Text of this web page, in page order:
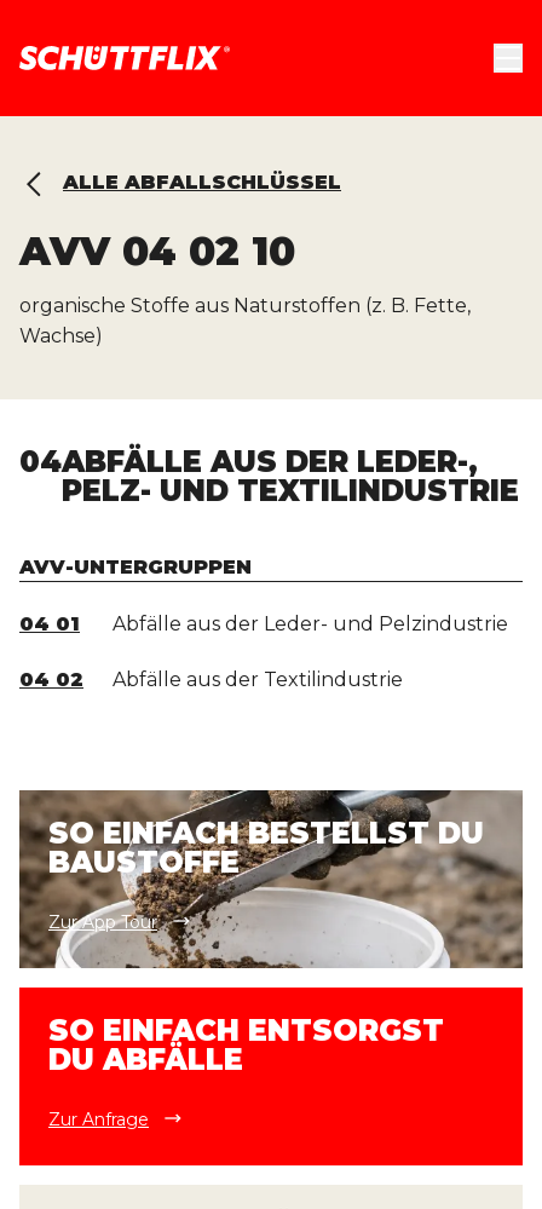
ALLE ABFALLSCHLÜSSEL
AVV 04 02 10
organische Stoffe aus Naturstoffen (z. B. Fette,
Wachse)
04ABFÄLLE AUS DER LEDER-,
PELZ- UND TEXTILINDUSTRIE
AVV-UNTERGRUPPEN
04 01 Abfälle aus der Leder- und Pelzindustrie
04 02 Abfälle aus der Textilindustrie
SO EINFACH BESTELLST DU
BAUSTOFFE
Zur App Tour
SO EINFACH ENTSORGST
DU ABFÄLLE
Zur Anfrage